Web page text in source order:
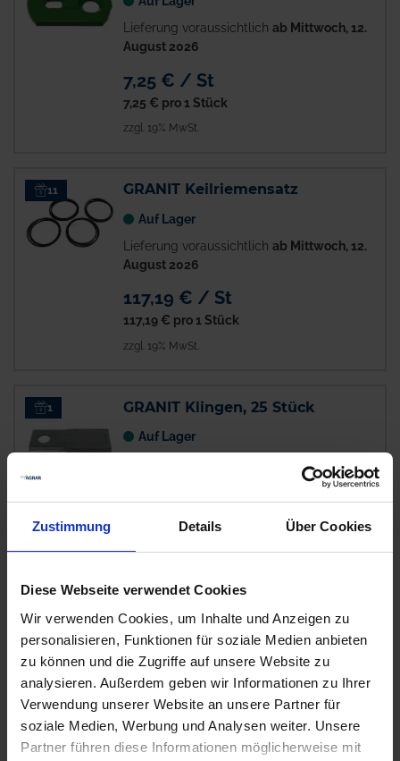
Zustimmung Details Über Cookies
Diese Webseite verwendet Cookies
Wir verwenden Cookies, um Inhalte und Anzeigen zu
personalisieren, Funktionen für soziale Medien anbieten
zu können und die Zugriffe auf unsere Website zu
analysieren. Außerdem geben wir Informationen zu Ihrer
Verwendung unserer Website an unsere Partner für
soziale Medien, Werbung und Analysen weiter. Unsere
Partner führen diese Informationen möglicherweise mit
Lieferung voraussichtlich ab Mittwoch, 12.
August 2026
7,25 € / St
7,25 € pro 1 Stück
zzgl. 19% MwSt.
11 GRANIT Keilriemensatz
Auf Lager
Lieferung voraussichtlich ab Mittwoch, 12.
August 2026
117,19 € / St
117,19 € pro 1 Stück
zzgl. 19% MwSt.
1 GRANIT Klingen, 25 Stück
Auf Lager
ab Mittwoch, 12.
19,16 € / St
8
ESM Einfachklinge mit Pilz, 20
Stück
Auf Lager
Lieferung voraussichtlich ab Mittwoch, 12.
August 2026
87,08 € / St